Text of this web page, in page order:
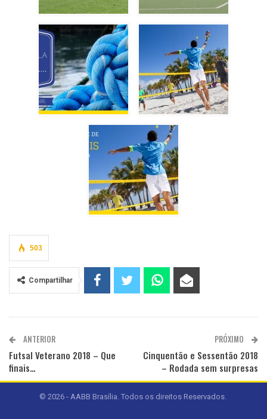
503
Compartilhar
ANTERIOR
Futsal Veterano 2018 – Que
finais…
PRÓXIMO
Cinquentão e Sessentão 2018
– Rodada sem surpresas
© 2026 - AABB Brasília. Todos os direitos Reservados.